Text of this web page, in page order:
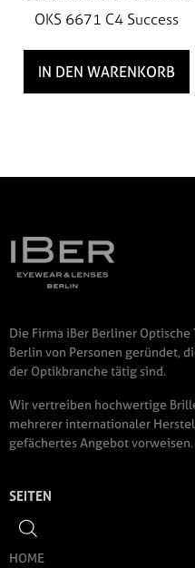
OKS 6671 C4 Success
IN DEN WARENKORB
Die Firma iBer Berliner
Berlin von Personen geründet,
der Optikbranche tätig sind.
Wir vertreiben hochwertige
mehrerer internationaler
gefächertes Angebot vorweisen.
SEITEN
HOME